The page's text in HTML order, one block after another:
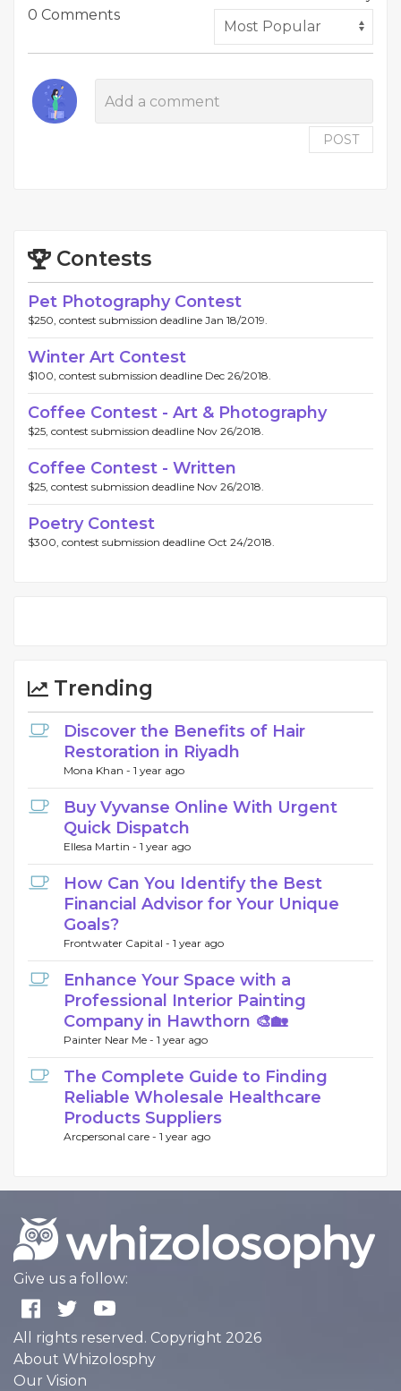
0 Comments
POST
Contests
Pet Photography Contest
$250, contest submission deadline Jan 18/2019.
Winter Art Contest
$100, contest submission deadline Dec 26/2018.
Coffee Contest - Art & Photography
$25, contest submission deadline Nov 26/2018.
Coffee Contest - Written
$25, contest submission deadline Nov 26/2018.
Poetry Contest
$300, contest submission deadline Oct 24/2018.
Trending
Discover the Benefits of Hair
Restoration in Riyadh
Mona Khan - 1 year ago
Buy Vyvanse Online With Urgent
Quick Dispatch
Ellesa Martin - 1 year ago
How Can You Identify the Best
Financial Advisor for Your Unique
Goals?
Frontwater Capital - 1 year ago
Enhance Your Space with a
Professional Interior Painting
Company in Hawthorn 🎨🏡
Painter Near Me - 1 year ago
The Complete Guide to Finding
Reliable Wholesale Healthcare
Products Suppliers
Arcpersonal care - 1 year ago
Give us a follow:
All rights reserved. Copyright 2026
About Whizolosphy
Our Vision